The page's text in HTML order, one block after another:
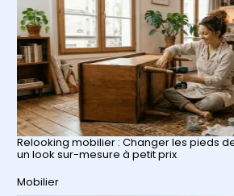
Relooking mobilier : Changer les pieds
un look sur-mesure à petit prix
Par rapport à
Mobilier